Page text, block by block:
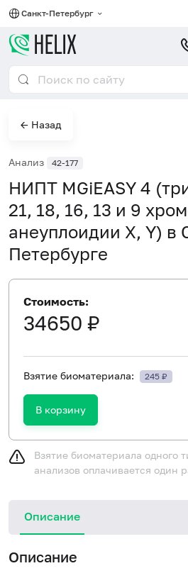
Санкт-Петербург
← Назад
Анализ 42-177
НИПТ MGiEASY 4
21, 18, 16, 13 и 9
анеуплоидии X, Y) в
Петербурге
Стоимость:
34650 ₽
Взятие биоматериала: 245 ₽
В корзину
Взятие биоматериала одного
анализов оплачивается один
Описание
Описание